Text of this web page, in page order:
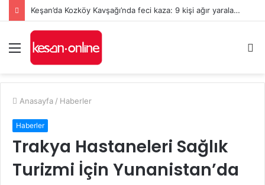
Keşan’da Kozköy Kavşağı’nda feci kaza: 9 kişi ağır yaralandı
Menü
...
Anasayfa / Haberler
Haberler
Trakya Hastaneleri Sağlık
Turizmi İçin Yunanistan’da